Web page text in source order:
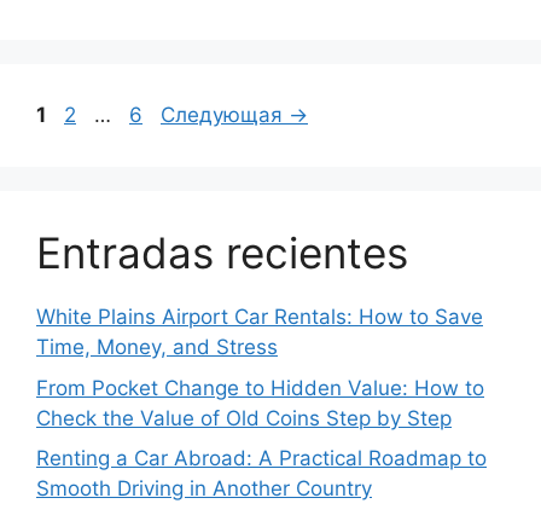
Страница
1 Страница
2 … Страница
6 Следующая →
Entradas recientes
White Plains Airport Car Rentals: How to Save
Time, Money, and Stress
From Pocket Change to Hidden Value: How to
Check the Value of Old Coins Step by Step
Renting a Car Abroad: A Practical Roadmap to
Smooth Driving in Another Country